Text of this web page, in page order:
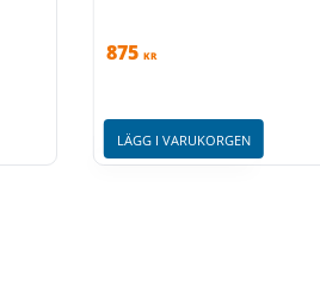
875 KR
LÄGG I VARUKORGEN